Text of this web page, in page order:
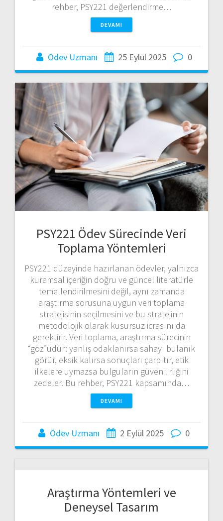
rehber, PSY221 değerlendirme…
DEVAMI
Ödev Uzmanı 25 Eylül 2025 0
PSY221 Ödev Sürecinde Veri
Toplama Yöntemleri
PSY221 düzeyinde hazırlanan ödevler, yalnızca
kuramsal içeriğin doğru ve güncel literatürle
temellendirilmesini değil, aynı zamanda
araştırma sorusuna uygun veri toplama
stratejisinin seçilmesini ve bu stratejinin
metodolojik olarak kusursuz icrasını da
gerektirir. Veri toplama, araştırma sürecinin
“göz”üdür: yanlış odaklanırsa sahayı bulanık
görür, eksik kalırsa sonuçları çarpıtır, etik
ilkelere uymazsa bulguların güvenilirliğini
zedeler. Bu rehber, PSY221 kapsamında…
DEVAMI
Ödev Uzmanı 2 Eylül 2025 0
Araştırma Yöntemleri ve
Deneysel Tasarım